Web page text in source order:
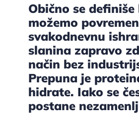
Obično se
možemo
svakodnevnu
slanina zapravo
način bez
Prepuna je
hidrate. Iako se
postane